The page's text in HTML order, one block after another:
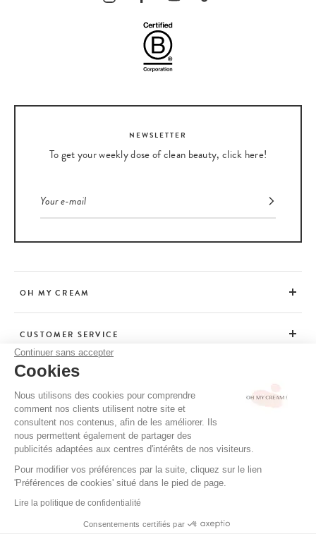
Continuer sans accepter
Cookies
Nous utilisons des cookies pour comprendre
comment nos clients utilisent notre site et
consultent nos contenus, afin de les améliorer. Ils
nous permettent également de partager des
publicités adaptées aux centres d'intérêts de nos visiteurs.
Pour modifier vos préférences par la suite, cliquez sur le lien
'Préférences de cookies' situé dans le pied de page.
Lire la politique de confidentialité
Consentements certifiés par
NEWSLETTER
To get your weekly dose of clean beauty, click here!
OH MY CREAM
CUSTOMER SERVICE
ADVICE
CGV / CGU
TERMS OF USE
PRIVACY POLICY
CREDITS